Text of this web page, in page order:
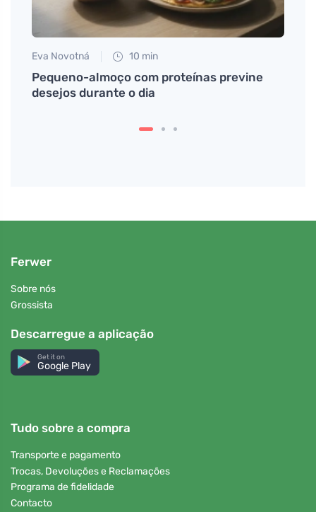
Eva Novotná 10 min
Pequeno-almoço com proteínas previne
desejos durante o dia
Ferwer
Sobre nós
Grossista
Descarregue a aplicação
Get it on
Google Play
Tudo sobre a compra
Transporte e pagamento
Trocas, Devoluções e Reclamações
Programa de fidelidade
Contacto